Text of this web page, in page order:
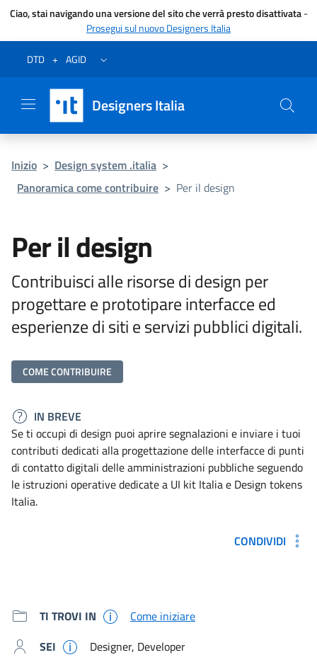
Ciao, stai navigando una versione del sito che verrà presto disattivata-
Prosegui sul nuovo Designers Italia
Vai al menu
Vai al contenuto
Questa pagina è stata utile?
Vai al piede
Dichiarazione di accessibilità (link esterno su sito AgID)
DTD + AGID Apri/chiudi menu secondario
Designers Italia
Inizio > Design system .italia >
Panoramica come contribuire > Per il design
Per il design
Contribuisci alle risorse di design per
progettare e prototipare interfacce ed
esperienze di siti e servizi pubblici digitali.
COME CONTRIBUIRE
IN BREVE
Se ti occupi di design puoi aprire segnalazioni e inviare i tuoi
contributi dedicati alla progettazione delle interfacce di punti
di contatto digitali delle amministrazioni pubbliche seguendo
le istruzioni operative dedicate a UI kit Italia e Design tokens
Italia.
CONDIVIDI
TI TROVI IN
Come iniziare
SEI
Designer, Developer